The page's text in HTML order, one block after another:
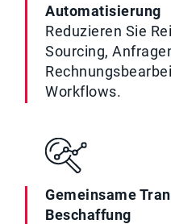
Automatisierung
Reduzieren Sie
Sourcing,
Workflows.
Gemeinsame
Beschaffung